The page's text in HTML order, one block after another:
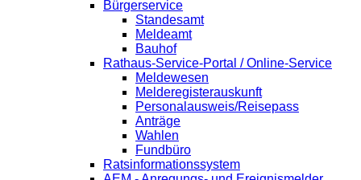
Bürgerservice
Standesamt
Meldeamt
Bauhof
Rathaus-Service-Portal / Online-Service
Meldewesen
Melderegisterauskunft
Personalausweis/Reisepass
Anträge
Wahlen
Fundbüro
Ratsinformationssystem